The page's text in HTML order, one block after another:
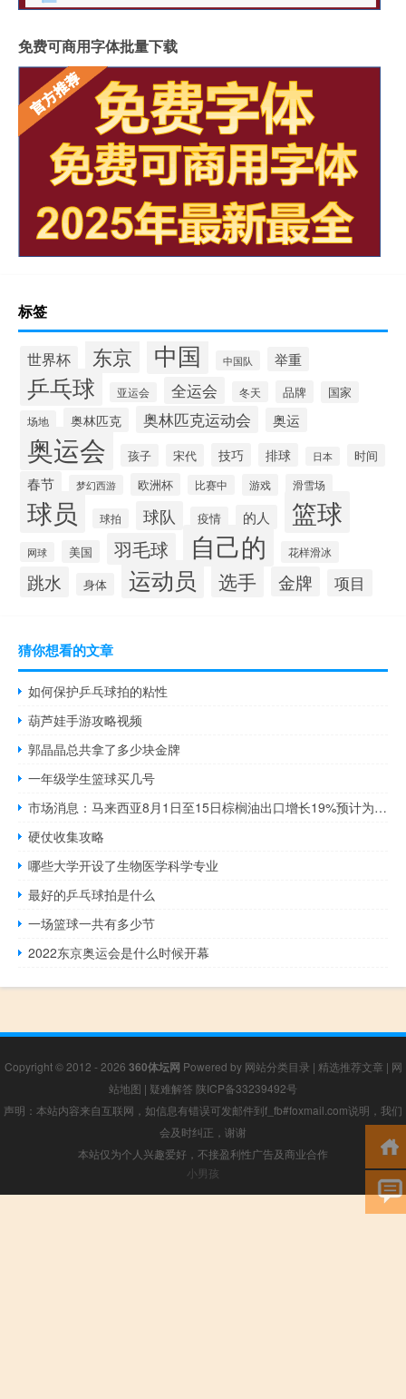
免费可商用字体批量下载
标签
世界杯 东京 中国 中国队 举重
乒乓球 亚运会 全运会 冬天 品牌 国家
场地 奥林匹克 奥林匹克运动会 奥运
奥运会 孩子 宋代 技巧 排球 日本 时间
春节 梦幻西游 欧洲杯 比赛中 游戏 滑雪场
球员 球拍 球队 疫情 的人 篮球
网球 美国 羽毛球 自己的 花样滑冰
跳水 身体 运动员 选手 金牌 项目
猜你想看的文章
如何保护乒乓球拍的粘性
葫芦娃手游攻略视频
郭晶晶总共拿了多少块金牌
一年级学生篮球买几号
市场消息：马来西亚8月1日至15日棕榈油出口增长19%预计为658,475公吨
硬仗收集攻略
哪些大学开设了生物医学科学专业
最好的乒乓球拍是什么
一场篮球一共有多少节
2022东京奥运会是什么时候开幕
Copyright © 2012 - 2026 360体坛网 Powered by 网站分类目录 | 精选推荐文章 | 网
站地图 | 疑难解答 陕ICP备33239492号
声明：本站内容来自互联网，如信息有错误可发邮件到f_fb#foxmail.com说明，我们
会及时纠正，谢谢
本站仅为个人兴趣爱好，不接盈利性广告及商业合作
小男孩